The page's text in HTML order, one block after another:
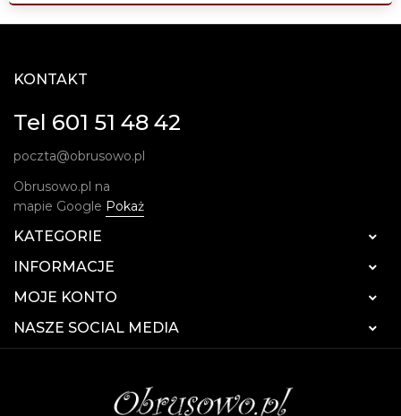
KONTAKT
Tel 601 51 48 42
poczta@obrusowo.pl
Obrusowo.pl na
mapie Google Pokaż
KATEGORIE 
INFORMACJE 
MOJE KONTO 
NASZE SOCIAL MEDIA 